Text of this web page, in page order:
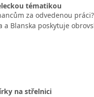
tématikou
za odvedenou
Blanska poskytuje
na střelnici